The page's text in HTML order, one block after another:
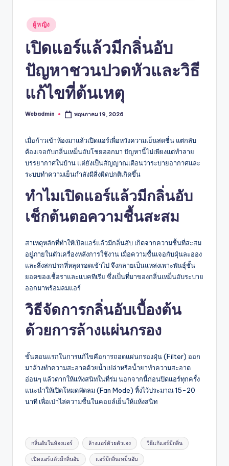
Posted
in
ผู้หญิง
เปิดแอร์แล้วมีกลิ่นอับ
ปัญหาชวนปวดหัวและวิธี
แก้ไขที่ต้นเหตุ
Posted
Webadmin พฤษภาคม 19, 2026
เมื่อก้าวเข้าห้องมาแล้วเปิดแอร์เพื่อหวังความเย็นสดชื่น แต่กลับ
ต้องเจอกับกลิ่นเหม็นอับโชยออกมา ปัญหานี้ไม่เพียงแต่ทำลาย
บรรยากาศในบ้าน แต่ยังเป็นสัญญาณเตือนว่าระบายอากาศและ
ระบบทำความเย็นกำลังมีสิ่งผิดปกติเกิดขึ้น
ทำไมเปิดแอร์แล้วมีกลิ่นอับ
เช็กต้นตอความชื้นสะสม
สาเหตุหลักที่ทำให้เปิดแอร์แล้วมีกลิ่นอับ เกิดจากความชื้นที่สะสม
อยู่ภายในตัวเครื่องหลังการใช้งาน เมื่อความชื้นเจอกับฝุ่นละออง
และสิ่งสกปรกที่หลุดรอดเข้าไป จึงกลายเป็นแหล่งเพาะพันธุ์ชั้น
ยอดของเชื้อราและแบคทีเรีย ซึ่งเป็นที่มาของกลิ่นเหม็นอับระบาย
ออกมาพร้อมลมแอร์
วิธีจัดการกลิ่นอับเบื้องต้น
ด้วยการล้างแผ่นกรอง
ขั้นตอนแรกในการแก้ไขคือการถอดแผ่นกรองฝุ่น (Filter) ออก
มาล้างทำความสะอาดด้วยน้ำเปล่าหรือน้ำยาทำความสะอาด
อ่อนๆ แล้วตากให้แห้งสนิทในที่ร่ม นอกจากนี้ก่อนปิดแอร์ทุกครั้ง
แนะนำให้เปิดโหมดพัดลม (Fan Mode) ทิ้งไว้ประมาณ 15-20
นาที เพื่อเป่าไล่ความชื้นในคอยล์เย็นให้แห้งสนิท
Tags:
กลิ่นอับในห้องแอร์ ล้างแอร์ด้วยตัวเอง วิธีแก้แอร์มีกลิ่น
เปิดแอร์แล้วมีกลิ่นอับ แอร์มีกลิ่นเหม็นอับ